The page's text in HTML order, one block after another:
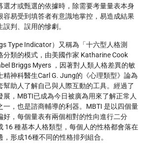
選才或甄選的依據時，除需要考量量表本身
容易受到填答者有意識地掌控，易造成結果
判、誤用的慘劇。
Type Indicator）又稱為「十六型人格測
分類的模式，由美國作家 Katharine Cook
Briggs Myers ，因著對人類人格差異的敏
精神科醫生Carl G. Jung的《心理類型》論為
幫助人了解自己與人際互動的工具。經過了
展，MBTI已成為今日被廣為用來了解正常人
一，也是諮商輔導的利器。MBTI 是以四個量
好，每個量表有兩個相對的性向進行二分
16 種基本人格類型，每個人的性格都會落在
形成16種不同的性格排列組合。